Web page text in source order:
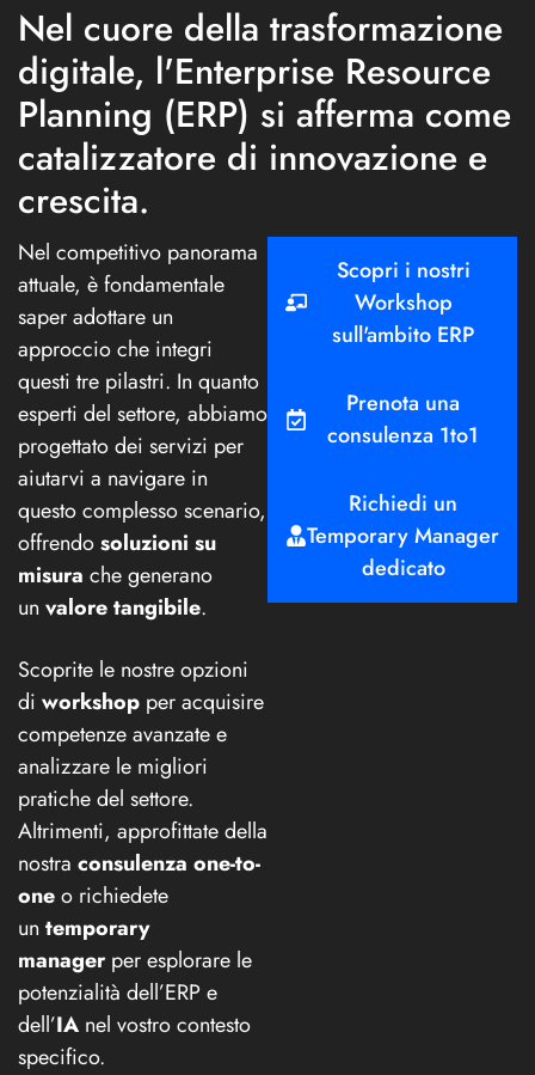
Nel cuore della trasformazione
digitale, l'Enterprise Resource
Planning (ERP) si afferma come
catalizzatore di innovazione e
crescita.
Nel competitivo panorama
attuale, è fondamentale
saper adottare un
approccio che integri
questi tre pilastri. In quanto
esperti del settore, abbiamo
progettato dei servizi per
aiutarvi a navigare in
questo complesso scenario,
offrendosoluzioni su
misura che generano
un valore tangibile.
Scoprite le nostre opzioni
di workshop per acquisire
competenze avanzate e
analizzare le migliori
pratiche del settore.
Altrimenti, approfittate della
nostra consulenza one-to-
oneo richiedete
un temporary
managerper esplorare le
potenzialità dell’ERP e
dell’IA nel vostro contesto
specifico.
Scopri i nostri
Workshop
sull'ambito ERP
Prenota una
consulenza 1to1
Richiedi un
Temporary Manager
dedicato